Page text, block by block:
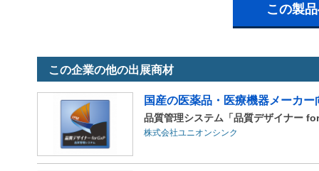
この製
この企業の他の出展商材
国産の医薬品・医療機器メーカ
品質管理システム「品質デザイナー
株式会社ユニオンシンク